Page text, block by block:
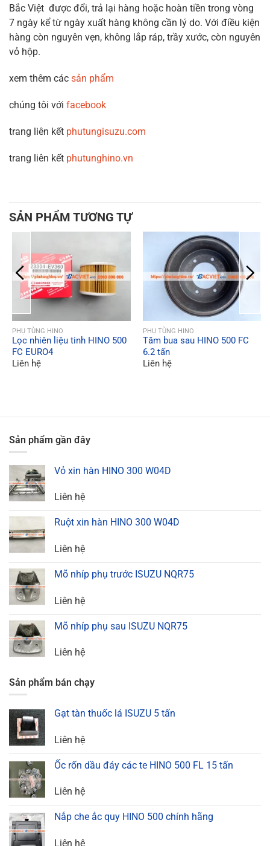
Bắc Việt được đổi, trả lại hàng hoặc hoàn tiền trong vòng
7 ngày kể từ ngày xuất hàng không cần lý do. Với điều kiện
hàng còn nguyên vẹn, không lắp ráp, trầy xước, còn nguyên
vỏ hộp.
xem thêm các sản phẩm
chúng tôi với facebook
trang liên kết phutungisuzu.com
trang liên kết phutunghino.vn
SẢN PHẨM TƯƠNG TỰ
QUICK VIEW
PHỤ TÙNG HINO
Lọc nhiên liệu tinh HINO 500
FC EURO4
Liên hệ
QUICK VIEW
PHỤ TÙNG HINO
Tăm bua sau HINO 500 FC
6.2 tấn
Liên hệ
Sản phẩm gần đây
Vỏ xin hàn HINO 300 W04D
Liên hệ
Ruột xin hàn HINO 300 W04D
Liên hệ
Mõ nhíp phụ trước ISUZU NQR75
Liên hệ
Mõ nhíp phụ sau ISUZU NQR75
Liên hệ
Sản phẩm bán chạy
Gạt tàn thuốc lá ISUZU 5 tấn
Liên hệ
Ốc rốn dầu đáy các te HINO 500 FL 15 tấn
Liên hệ
Nắp che ắc quy HINO 500 chính hãng
Liên hệ